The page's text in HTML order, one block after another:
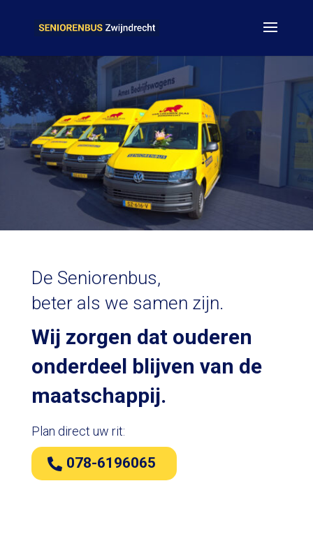
De Seniorenbus,
beter als we samen zijn.
Wij zorgen dat ouderen
onderdeel blijven van de
maatschappij.
Plan direct uw rit:
078-6196065